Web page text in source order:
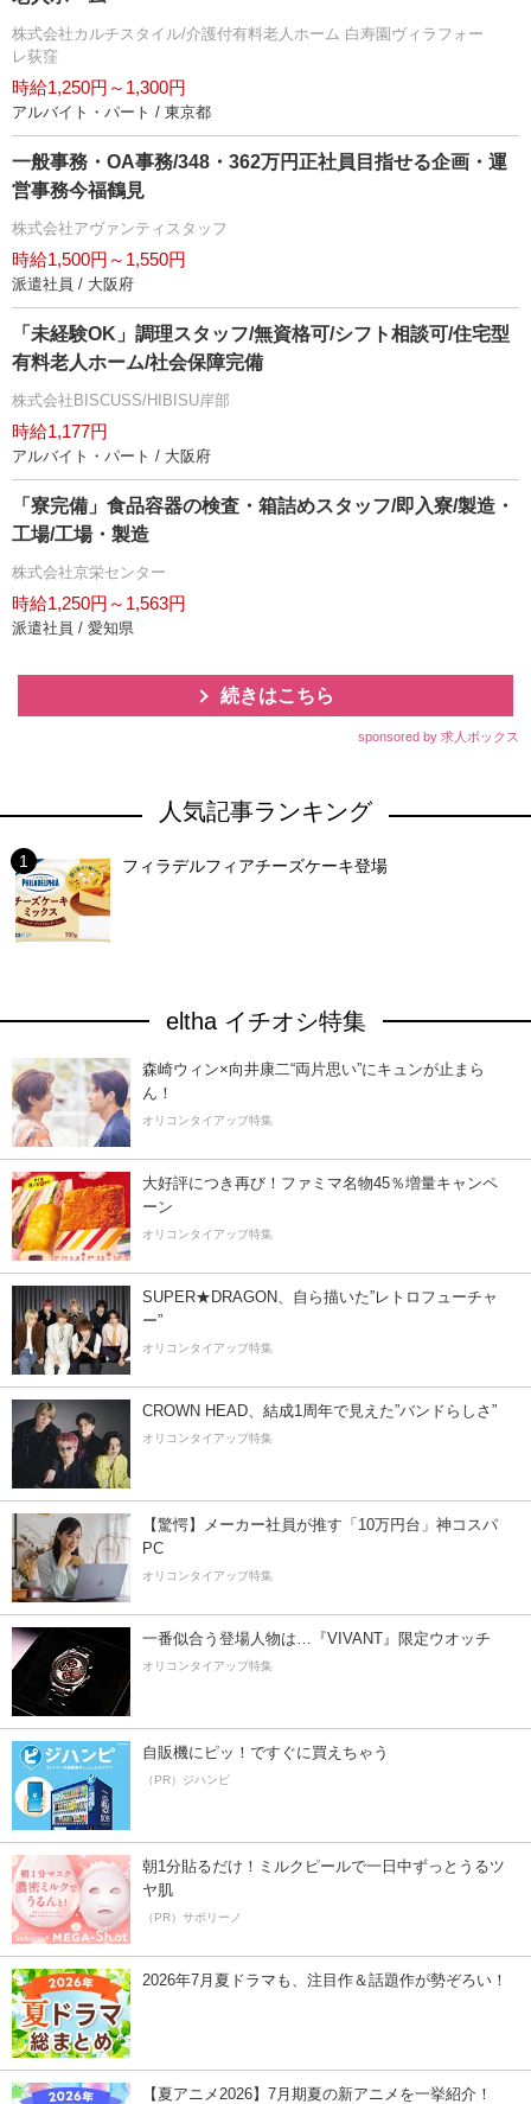
株式会社カルチスタイル/介護付有料老人ホーム 白寿園ヴィラフォー
レ荻窪
時給1,250円～1,300円
アルバイト・パート / 東京都
一般事務・OA事務/348・362万円正社員目指せる企画・運
営事務今福鶴見
株式会社アヴァンティスタッフ
時給1,500円～1,550円
派遣社員 / 大阪府
「未経験OK」調理スタッフ/無資格可/シフト相談可/住宅型
有料老人ホーム/社会保障完備
株式会社BISCUSS/HIBISU岸部
時給1,177円
アルバイト・パート / 大阪府
「寮完備」食品容器の検査・箱詰めスタッフ/即入寮/製造・
工場/工場・製造
株式会社京栄センター
時給1,250円～1,563円
派遣社員 / 愛知県
続きはこちら
sponsored by 求人ボックス
人気記事ランキング
フィラデルフィアチーズケーキ登場
eltha イチオシ特集
森崎ウィン×向井康二“両片思い”にキュンが止まら
ん！
オリコンタイアップ特集
大好評につき再び！ファミマ名物45％増量キャンペ
ーン
オリコンタイアップ特集
SUPER★DRAGON、自ら描いた”レトロフューチャ
ー”
オリコンタイアップ特集
CROWN HEAD、結成1周年で見えた”バンドらしさ”
オリコンタイアップ特集
【驚愕】メーカー社員が推す「10万円台」神コスパ
PC
オリコンタイアップ特集
一番似合う登場人物は…『VIVANT』限定ウオッチ
オリコンタイアップ特集
自販機にピッ！ですぐに買えちゃう
（PR）ジハンピ
朝1分貼るだけ！ミルクピールで一日中ずっとうるツ
ヤ肌
（PR）サボリーノ
2026年7月夏ドラマも、注目作＆話題作が勢ぞろい！
【夏アニメ2026】7月期夏の新アニメを一挙紹介！